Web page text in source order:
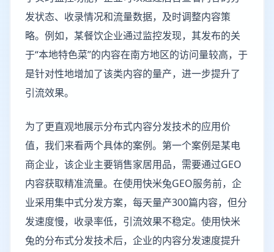
发状态、收录情况和流量数据，及时调整内容策
略。例如，某餐饮企业通过监控发现，其发布的关
于“本地特色菜”的内容在南方地区的访问量较高，于
是针对性地增加了该类内容的量产，进一步提升了
引流效果。
为了更直观地展示分布式内容分发技术的应用价
值，我们来看两个具体的案例。第一个案例是某电
商企业，该企业主要销售家居用品，需要通过GEO
内容获取精准流量。在使用快米兔GEO服务前，企
业采用集中式分发方案，每天量产300篇内容，但分
发速度慢，收录率低，引流效果不稳定。使用快米
兔的分布式分发技术后，企业的内容分发速度提升